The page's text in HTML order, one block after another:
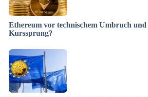
Ethereum vor technischem Umbruch und
Kurssprung?